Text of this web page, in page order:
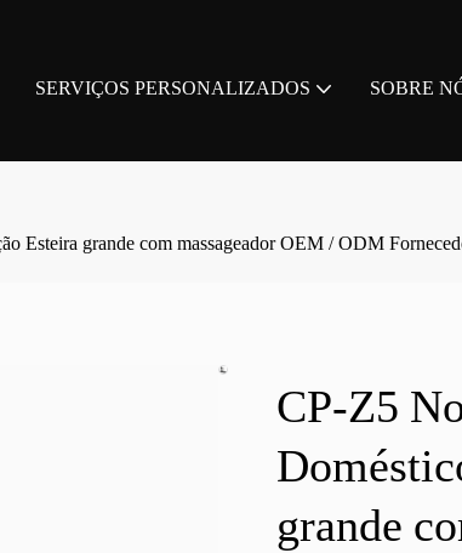
SERVIÇOS PERSONALIZADOS SOBRE
Esteira grande com massageador OEM / ODM
CP-Z5
grande